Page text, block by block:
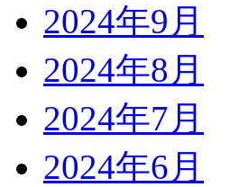
2024年9月
2024年8月
2024年7月
2024年6月